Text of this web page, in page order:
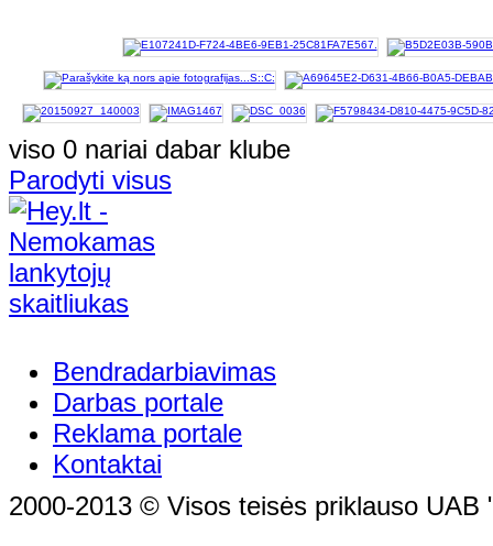
viso 0 nariai dabar klube
Parodyti visus
Bendradarbiavimas
Darbas portale
Reklama portale
Kontaktai
2000-2013 © Visos teisės priklauso UAB